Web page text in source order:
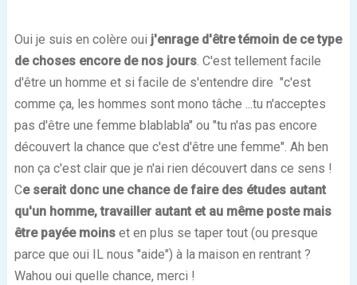
Oui je suis en colère oui j'enrage d'être témoin de ce type
de choses encore de nos jours. C'est tellement facile
d'être un homme et si facile de s'entendre dire "c'est
comme ça, les hommes sont mono tâche ...tu n'acceptes
pas d'être une femme blablabla" ou "tu n'as pas encore
découvert la chance que c'est d'être une femme". Ah ben
non ça c'est clair que je n'ai rien découvert dans ce sens !
Ce serait donc une chance de faire des études autant
qu'un homme, travailler autant et au même poste mais
être payée moinset en plus se taper tout (ou presque
parce que oui IL nous "aide") à la maison en rentrant ?
Wahou oui quelle chance, merci !